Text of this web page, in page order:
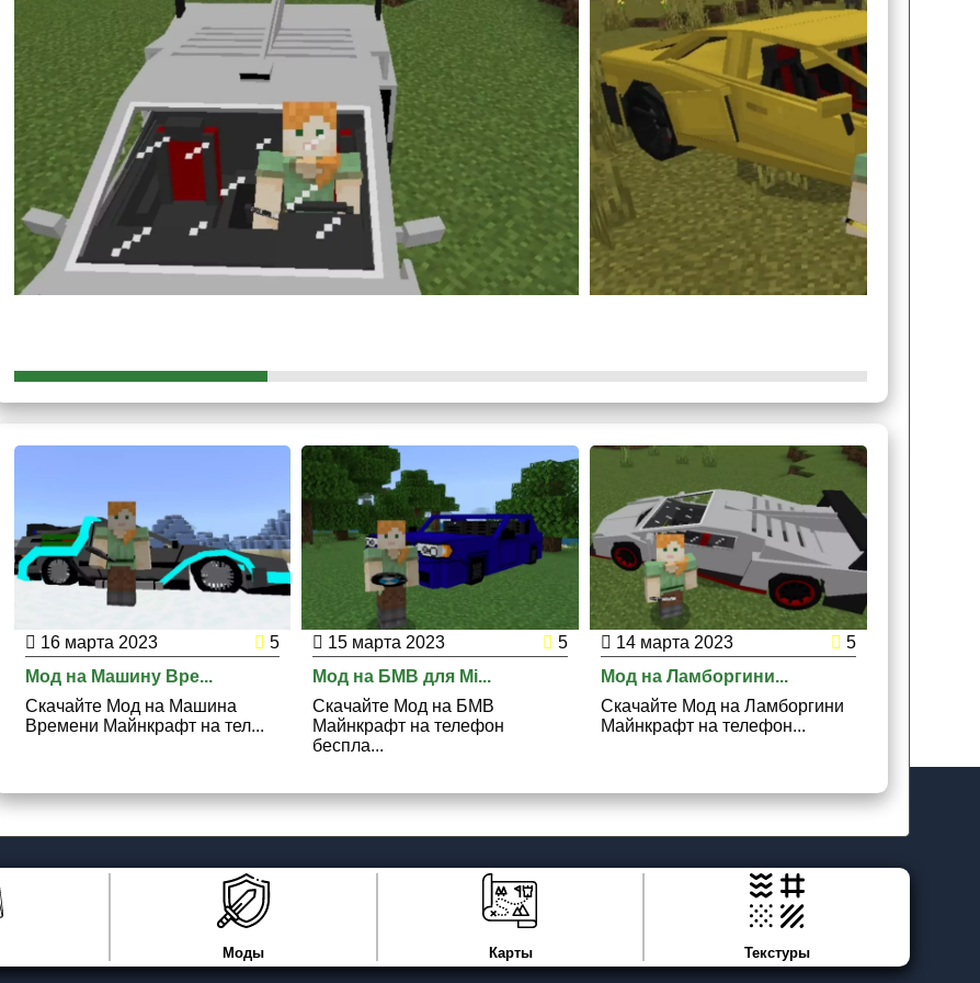
Лаконичный белый цвет и стильный дизайнвскружат голову каждому, кто увидит это авто.
Чтобы покатиться на данной машине или устроить гонки с друзьями, необходимо запустить мир в
режиме креатива.
Включив экспериментальные функции, после загрузки аддона, тачка будет в инвентаре среди яиц.
16 марта 2023
5
Мод на Машину Вре...
Скачайте Мод на Машина
Времени Майнкрафт на тел...
15 марта 2023
5
Мод на БМВ для Mi...
Скачайте Мод на БМВ
Майнкрафт на телефон
беспла...
14 марта 2023
5
Мод на Ламборгини...
Скачайте Мод на Ламборгини
Майнкрафт на телефон...
Моды Карты Текстуры